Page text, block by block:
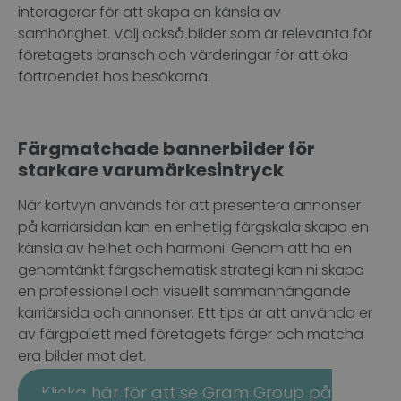
interagerar för att skapa en känsla av
samhörighet. Välj också bilder som är relevanta för
företagets bransch och värderingar för att öka
förtroendet hos besökarna.
Färgmatchade bannerbilder för
starkare varumärkesintryck
När kortvyn används för att presentera annonser
på karriärsidan kan en enhetlig färgskala skapa en
känsla av helhet och harmoni. Genom att ha en
genomtänkt färgschematisk strategi kan ni skapa
en professionell och visuellt sammanhängande
karriärsida och annonser. Ett tips är att använda er
av färgpalett med företagets färger och matcha
era bilder mot det.
Klicka här för att se Gram Group på